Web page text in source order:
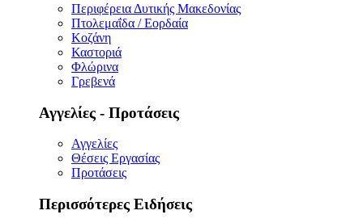
Περιφέρεια Δυτικής Μακεδονίας
Πτολεμαΐδα / Εορδαία
Κοζάνη
Καστοριά
Φλώρινα
Γρεβενά
Αγγελίες - Προτάσεις
Αγγελίες
Θέσεις Εργασίας
Προτάσεις
Περισσότερες Ειδήσεις